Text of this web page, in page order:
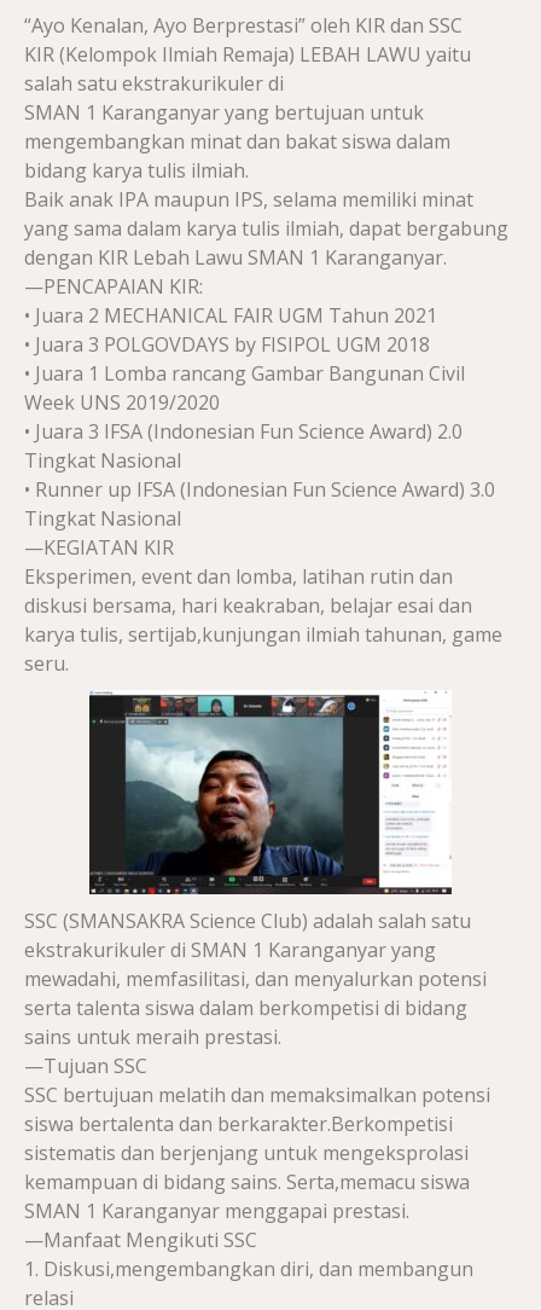
“Ayo Kenalan, Ayo Berprestasi” oleh KIR dan SSC
KIR (Kelompok Ilmiah Remaja) LEBAH LAWU yaitu
salah satu ekstrakurikuler di
SMAN 1 Karanganyar yang bertujuan untuk
mengembangkan minat dan bakat siswa dalam
bidang karya tulis ilmiah.
Baik anak IPA maupun IPS, selama memiliki minat
yang sama dalam karya tulis ilmiah, dapat bergabung
dengan KIR Lebah Lawu SMAN 1 Karanganyar.
—PENCAPAIAN KIR:
• Juara 2 MECHANICAL FAIR UGM Tahun 2021
• Juara 3 POLGOVDAYS by FISIPOL UGM 2018
• Juara 1 Lomba rancang Gambar Bangunan Civil
Week UNS 2019/2020
• Juara 3 IFSA (Indonesian Fun Science Award) 2.0
Tingkat Nasional
• Runner up IFSA (Indonesian Fun Science Award) 3.0
Tingkat Nasional
—KEGIATAN KIR
Eksperimen, event dan lomba, latihan rutin dan
diskusi bersama, hari keakraban, belajar esai dan
karya tulis, sertijab,kunjungan ilmiah tahunan, game
seru.
SSC (SMANSAKRA Science Club) adalah salah satu
ekstrakurikuler di SMAN 1 Karanganyar yang
mewadahi, memfasilitasi, dan menyalurkan potensi
serta talenta siswa dalam berkompetisi di bidang
sains untuk meraih prestasi.
—Tujuan SSC
SSC bertujuan melatih dan memaksimalkan potensi
siswa bertalenta dan berkarakter.Berkompetisi
sistematis dan berjenjang untuk mengeksprolasi
kemampuan di bidang sains. Serta,memacu siswa
SMAN 1 Karanganyar menggapai prestasi.
—Manfaat Mengikuti SSC
1. Diskusi,mengembangkan diri, dan membangun
relasi